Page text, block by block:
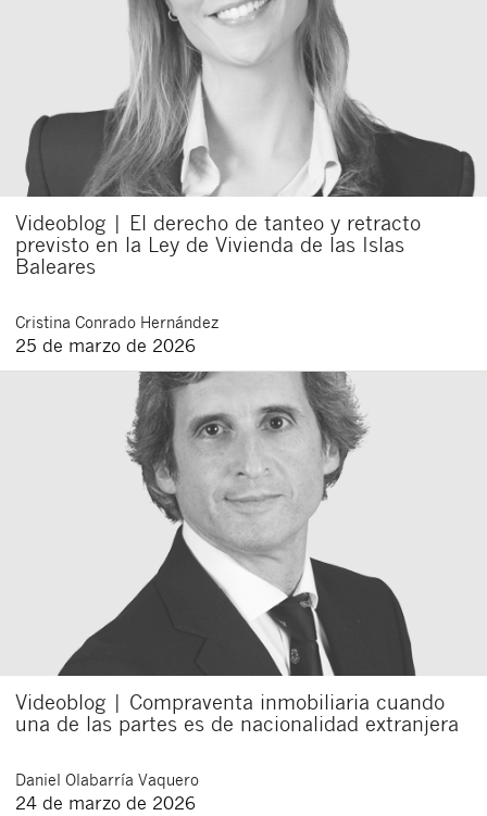
Videoblog | El derecho de tanteo y retracto
previsto en la Ley de Vivienda de las Islas
Baleares
Cristina Conrado Hernández
25 de marzo de 2026
Videoblog | Compraventa inmobiliaria cuando
una de las partes es de nacionalidad extranjera
Daniel Olabarría Vaquero
24 de marzo de 2026